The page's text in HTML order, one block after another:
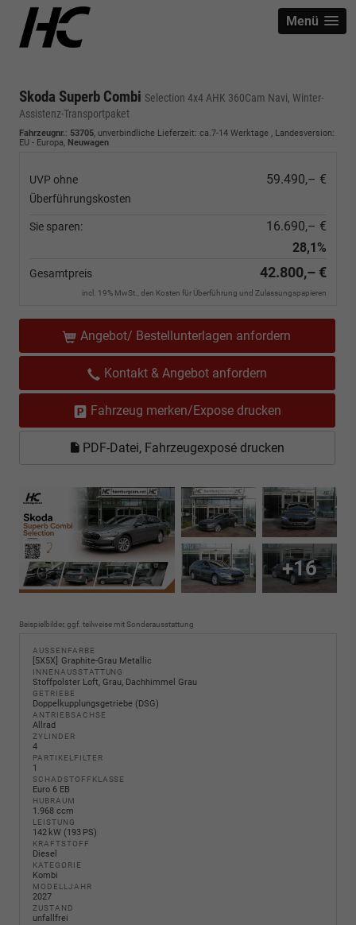
Menü
Skoda Superb Combi Selection 4x4 AHK 360Cam Navi, Winter-
Assistenz-Transportpaket
Fahrzeugnr.: 53705, unverbindliche Lieferzeit: ca.7-14 Werktage , Landesversion:
EU - Europa, Neuwagen
UVP ohne
Überführungskosten
59.490,– €
Sie sparen:
16.690,– €
28,1%
Gesamtpreis 42.800,– €
incl. 19% MwSt., den Kosten für Überführung und Zulassungspapieren
Angebot/ Bestellunterlagen anfordern
Kontakt & Angebot anfordern
Fahrzeug merken/Expose drucken
PDF-Datei, Fahrzeugexposé drucken
+16
Beispielbilder, ggf. teilweise mit Sonderausstattung
AUSSENFARBE
5X5X Graphite-Grau Metallic
INNENAUSSTATTUNG
Stoffpolster Loft, Grau, Dachhimmel Grau
GETRIEBE
Doppelkupplungsgetriebe (DSG)
ANTRIEBSACHSE
Allrad
ZYLINDER
4
PARTIKELFILTER
1
SCHADSTOFFKLASSE
Euro 6 EB
HUBRAUM
1.968 ccm
LEISTUNG
142 kW (193 PS)
KRAFTSTOFF
Diesel
KATEGORIE
Kombi
MODELLJAHR
2027
ZUSTAND
unfallfrei